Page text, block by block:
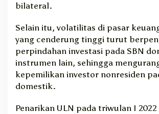
bilateral.
Selain itu, volatilitas di pasar
yang cenderung tinggi turut
perpindahan investasi pada SBN
instrumen lain, sehingga
kepemilikan investor nonresiden
domestik.
Penarikan ULN pada triwulan I 2022